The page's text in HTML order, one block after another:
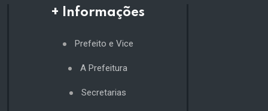
+ Informações
Prefeito e Vice
A Prefeitura
Secretarias